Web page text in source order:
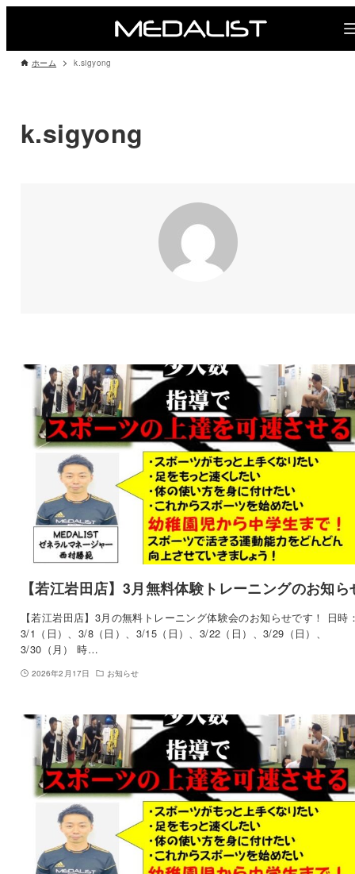
ホーム k.sigyong
k.sigyong
【若江岩田店】3月無料体験トレーニングのお知ら
【若江岩田店】3月の無料トレーニング体験会のお知らせです！ 日時
3/1（日）、3/8（日）、3/15（日）、3/22（日）、3/29（日）、
3/30（月） 時…
2026年2月17日 お知らせ